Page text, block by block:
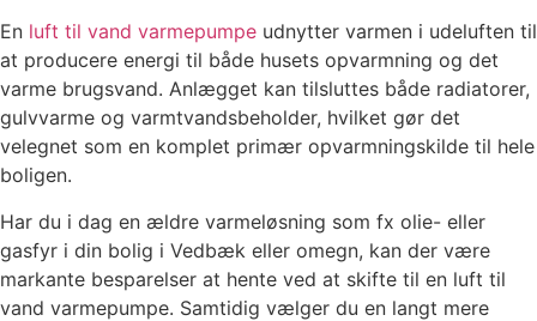
En luft til vand varmepumpe udnytter varmen i udeluften til
at producere energi til både husets opvarmning og det
varme brugsvand. Anlægget kan tilsluttes både radiatorer,
gulvvarme og varmtvandsbeholder, hvilket gør det
velegnet som en komplet primær opvarmningskilde til hele
boligen.
Har du i dag en ældre varmeløsning som fx olie- eller
gasfyr i din bolig i Vedbæk eller omegn, kan der være
markante besparelser at hente ved at skifte til en luft til
vand varmepumpe. Samtidig vælger du en langt mere